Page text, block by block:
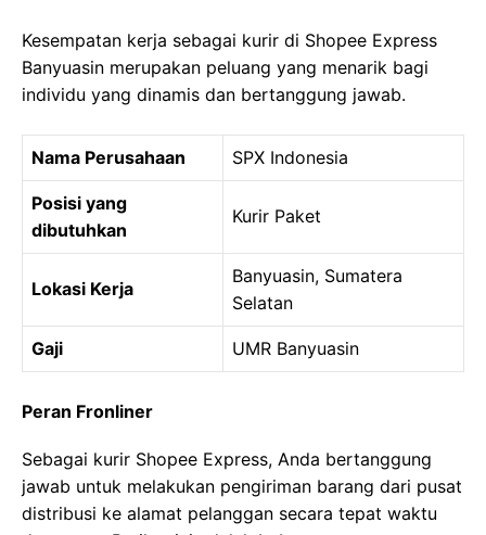
Kesempatan kerja sebagai kurir di Shopee Express
Banyuasin merupakan peluang yang menarik bagi
individu yang dinamis dan bertanggung jawab.
Nama Perusahaan SPX Indonesia
Posisi yang
dibutuhkan
Kurir Paket
Lokasi Kerja
Banyuasin, Sumatera
Selatan
Gaji UMR Banyuasin
Peran Fronliner
Sebagai kurir Shopee Express, Anda bertanggung
jawab untuk melakukan pengiriman barang dari pusat
distribusi ke alamat pelanggan secara tepat waktu